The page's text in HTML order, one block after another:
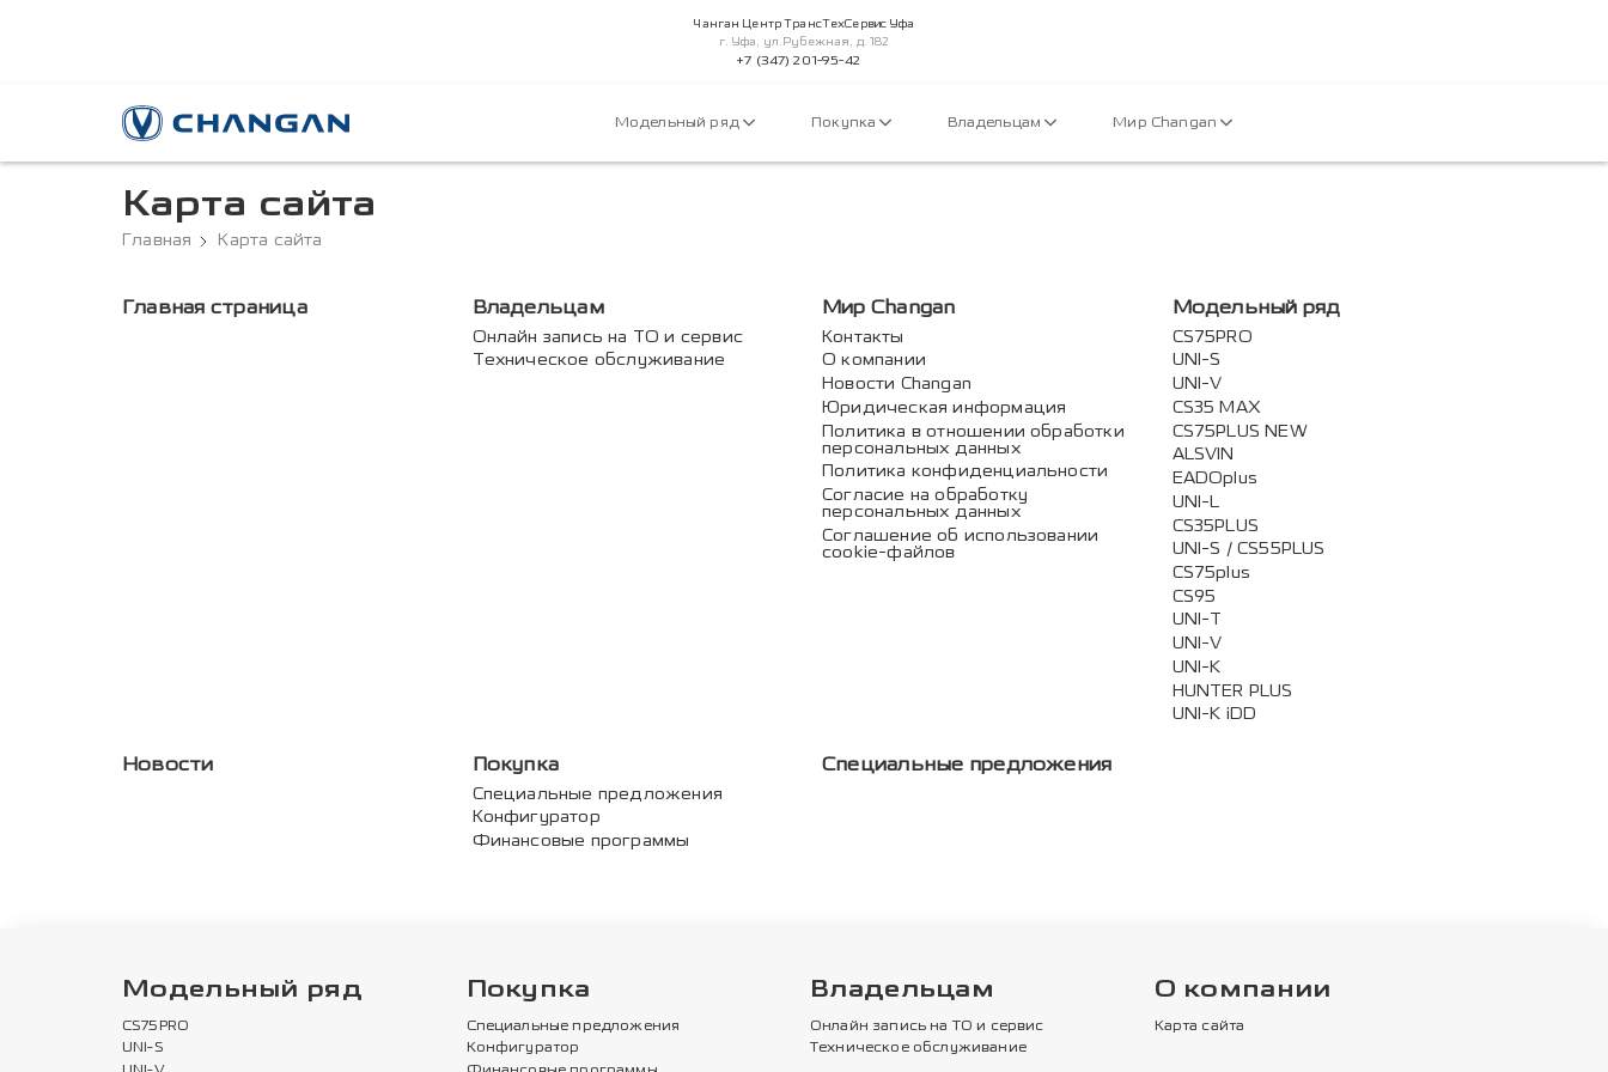
Чанган Центр ТрансТехСервис Уфа
г. Уфа, ул.Рубежная, д. 182
+7 (347) 201-95-42
Модельный ряд Покупка Владельцам Мир Changan
Карта сайта
Главная Карта сайта
Главная страница Владельцам
Онлайн запись на ТО и сервис
Техническое обслуживание
Мир Changan
Контакты
О компании
Новости Changan
Юридическая информация
Политика в отношении обработки
персональных данных
Политика конфиденциальности
Согласие на обработку
персональных данных
Соглашение об использовании
cookie-файлов
Модельный ряд
CS75PRO
UNI-S
UNI-V
CS35 MAX
CS75PLUS NEW
ALSVIN
EADOplus
UNI-L
CS35PLUS
UNI-S / CS55PLUS
CS75plus
CS95
UNI-T
UNI-V
UNI-K
HUNTER PLUS
UNI-K iDD
Новости Покупка
Специальные предложения
Конфигуратор
Финансовые программы
Специальные предложения
Модельный ряд
CS75PRO
UNI-S
Покупка
Специальные предложения
Конфигуратор
Владельцам
Онлайн запись на ТО и сервис
Техническое обслуживание
О компании
Карта сайта